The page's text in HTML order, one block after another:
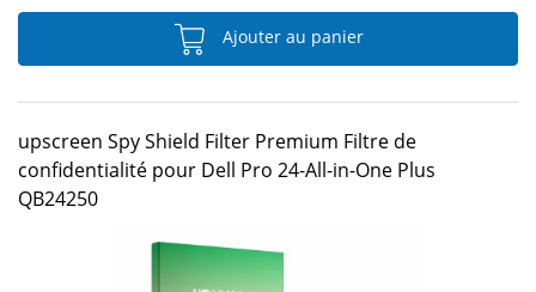
Ajouter au panier
upscreen Spy Shield Filter Premium Filtre de
confidentialité pour Dell Pro 24-All-in-One Plus
QB24250